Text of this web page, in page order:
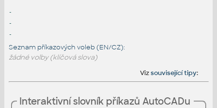
-
-
-
Seznam příkazových voleb (EN/CZ):
žádné volby (klíčová slova)
Vizsouvisející tipy:
Interaktivní slovník příkazů AutoCADu